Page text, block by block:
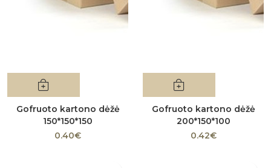
Gofruoto kartono dėžė
150*150*150
0.40€
Gofruoto kartono dėžė
200*150*100
0.42€